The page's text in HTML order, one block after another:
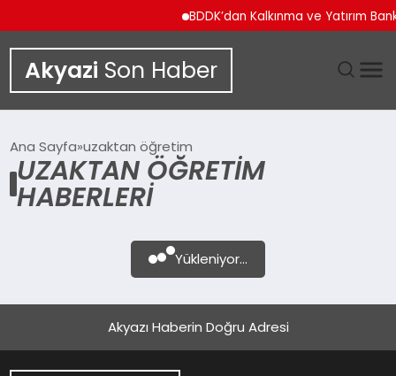
BDDK’dan Kalkınma ve Yatırım
Akyazi Son Haber
SIYASET
Ana Sayfa uzaktan öğretim
UZAKTAN ÖĞRETIM
HABERLERI
Yükleniyor...
Akyazı Haberin Doğru Adresi